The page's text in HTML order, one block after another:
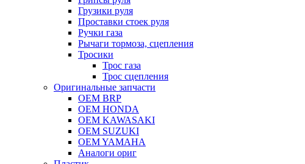
Грузики руля
Проставки стоек руля
Ручки газа
Рычаги тормоза, сцепления
Тросики
Трос газа
Трос сцепления
Оригинальные запчасти
OEM BRP
OEM HONDA
OEM KAWASAKI
OEM SUZUKI
OEM YAMAHA
Аналоги ориг